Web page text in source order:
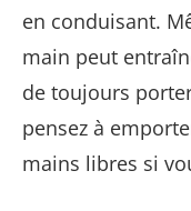
en conduisant.
main peut
de toujours
pensez à
mains libres si